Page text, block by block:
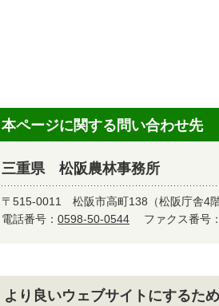
本ページに関する問い合わせ先
三重県 松阪農林事務所
〒515-0011 松阪市高町138（松阪庁舎4階
電話番号： 0598-50-0544 ファクス番号
より良いウェブサイトにするた